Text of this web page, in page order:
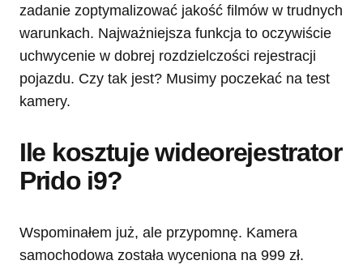
zadanie zoptymalizować jakość filmów w trudnych
warunkach. Najważniejsza funkcja to oczywiście
uchwycenie w dobrej rozdzielczości rejestracji
pojazdu. Czy tak jest? Musimy poczekać na test
kamery.
Ile kosztuje wideorejestrator
Prido i9?
Wspominałem już, ale przypomnę. Kamera
samochodowa została wyceniona na 999 zł.